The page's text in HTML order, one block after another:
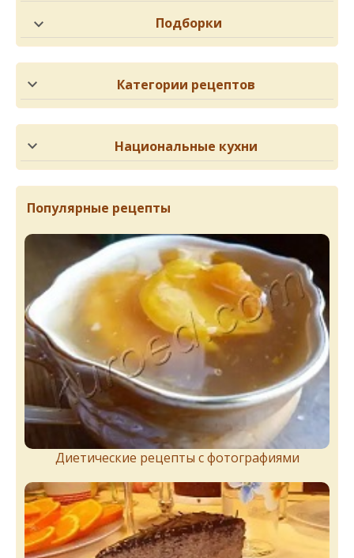
Подборки
Категории рецептов
Национальные кухни
Популярные рецепты
Диетические рецепты с фотографиями